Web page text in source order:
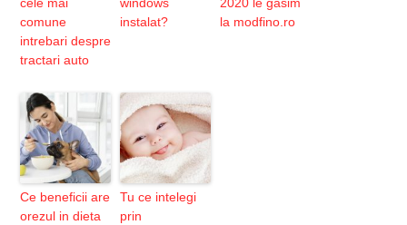
cele mai
comune
intrebari despre
tractari auto
windows
instalat?
2020 le gasim
la modfino.ro
Ce beneficii are
orezul in dieta
Tu ce intelegi
prin